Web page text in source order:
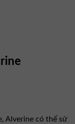
Alverine có thể sử